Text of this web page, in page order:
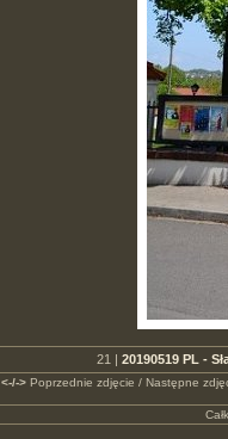
21 | 20190519 PL -
<-/->Poprzednie zdjęcie / Następne